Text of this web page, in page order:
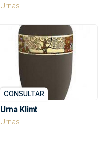
Urnas
Urna Klimt
Urnas
CONSULTAR